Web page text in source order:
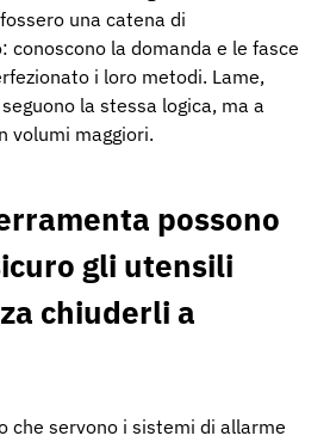
una catena di
conoscono la domanda e le fasce
i loro metodi. Lame,
la stessa logica, ma a
volumi maggiori.
possono
gli utensili
chiuderli a
che servono i sistemi di allarme